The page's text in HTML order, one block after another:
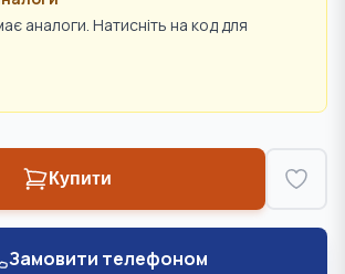
аналоги. Натисніть на код для
Купити
Замовити телефоном